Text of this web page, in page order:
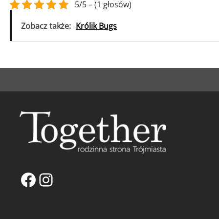
5/5 – (1 głosów)
Zobacz także: Królik Bugs
Facebook
Instagram